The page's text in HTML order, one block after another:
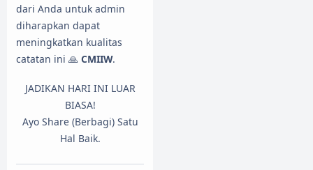
dari Anda untuk admin
diharapkan dapat
meningkatkan kualitas
catatan ini 🙏 CMIIW.
JADIKAN HARI INI LUAR
BIASA!
Ayo Share (Berbagi) Satu
Hal Baik.